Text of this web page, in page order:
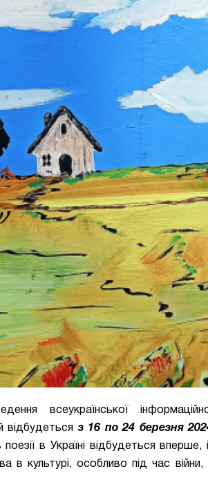
всеукраїнської інформаційно-
відбудеться з 16 по 24 березня
в Україні відбудеться
в культурі, особливо під час